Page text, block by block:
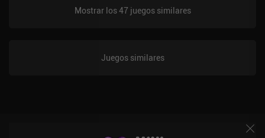
Mostrar los 47 juegos similares
Juegos similares